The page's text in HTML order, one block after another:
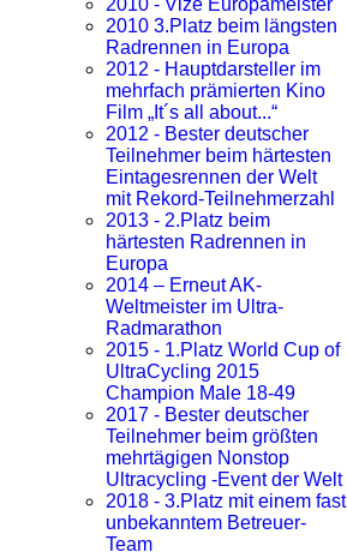
2010 - Vize Europameister
2010 3.Platz beim längsten
Radrennen in Europa
2012 - Hauptdarsteller im
mehrfach prämierten Kino
Film „It´s all about...“
2012 - Bester deutscher
Teilnehmer beim härtesten
Eintagesrennen der Welt
mit Rekord-Teilnehmerzahl
2013 - 2.Platz beim
härtesten Radrennen in
Europa
2014 – Erneut AK-
Weltmeister im Ultra-
Radmarathon
2015 - 1.Platz World Cup of
UltraCycling 2015
Champion Male 18-49
2017 - Bester deutscher
Teilnehmer beim größten
mehrtägigen Nonstop
Ultracycling -Event der Welt
2018 - 3.Platz mit einem fast
unbekanntem Betreuer-
Team